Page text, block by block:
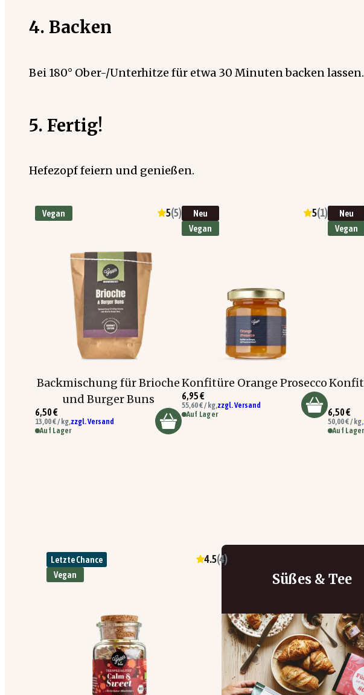
4. Backen
Bei 180° Ober-/Unterhitze für etwa 30 Minuten backen lassen.
5. Fertig!
Hefezopf feiern und genießen.
Vegan 5(5)
Backmischung für Brioche
und Burger Buns
6,50 €
13,00 € / kg,zzgl. Versand
Auf Lager
Neu
Vegan
5(1)
Konfitüre Orange Prosecco
6,95 €
55,60 € / kg,zzgl. Versand
Auf Lager
Neu
Vegan
6,50 €
50,00 € / kg,
Auf Lager
Letzte Chance
Vegan
4.5(4)
Süßes & Tee